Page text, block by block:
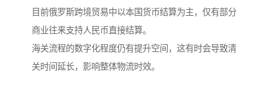
目前俄罗斯跨境贸易中以本国货币结算为主，仅有部分
商业往来支持人民币直接结算。
海关流程的数字化程度仍有提升空间，这有时会导致清
关时间延长，影响整体物流时效。